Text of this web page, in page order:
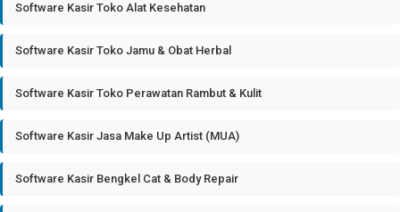
Software Kasir Toko Alat Kesehatan
Software Kasir Toko Jamu & Obat Herbal
Software Kasir Toko Perawatan Rambut & Kulit
Software Kasir Jasa Make Up Artist (MUA)
Software Kasir Bengkel Cat & Body Repair